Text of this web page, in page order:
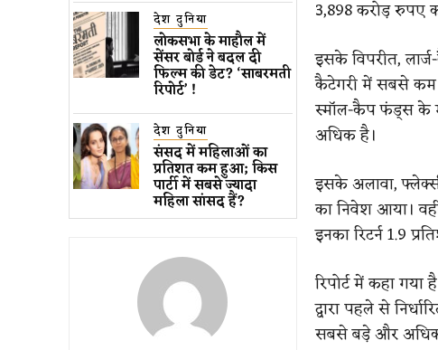
देश दुनिया
लोकसभा के माहौल में
सेंसर बोर्ड ने बदल दी
फिल्म की डेट? ‘साबरमती
रिपोर्ट’ !
देश दुनिया
संसद में महिलाओं का
प्रतिशत कम ​हुआ​; किस
पार्टी में सबसे ज्यादा
महिला सांसद हैं?
3,898 करोड़ रुपए
इसके विपरीत,
कैटेगरी में सबसे कम
स्मॉल-कैप फंड्स के
अधिक है।
इसके अलावा,
का निवेश आया।
इनका रिटर्न 1.9
रिपोर्ट में कहा
द्वारा पहले से
सबसे बड़े और अधिक